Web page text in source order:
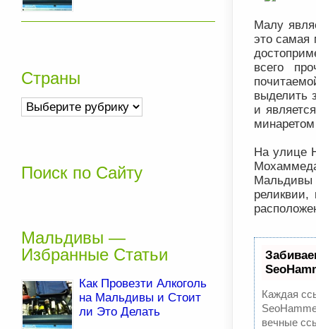
Малу
это самая
всего
выделить
и
На улице
реликвии,
Каждая
вечные
Страны
Страны
Поиск по Сайту
Мальдивы —
Избранные Статьи
Как Провезти Алкоголь
на Мальдивы и Стоит
ли Это Делать